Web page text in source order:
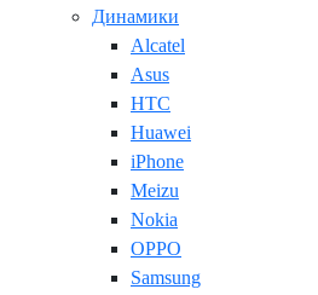
Динамики
Alcatel
Asus
HTC
Huawei
iPhone
Meizu
Nokia
OPPO
Samsung